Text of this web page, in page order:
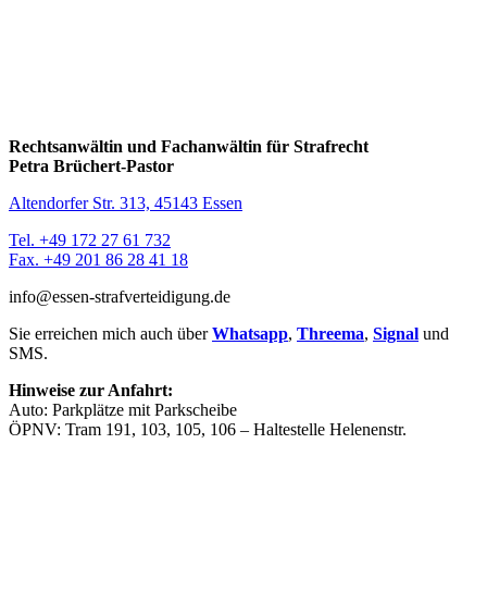
Rechtsanwältin und Fachanwältin für Strafrecht
Petra Brüchert-Pastor
Altendorfer Str. 313, 45143 Essen
Tel. +49 172 27 61 732
Fax. +49 201 86 28 41 18
info@essen-strafverteidigung.de
Sie erreichen mich auch überWhatsapp, Threema, Signal und
SMS.
Hinweise zur Anfahrt:
Auto: Parkplätze mit Parkscheibe
ÖPNV: Tram 191, 103, 105, 106 – Haltestelle Helenenstr.